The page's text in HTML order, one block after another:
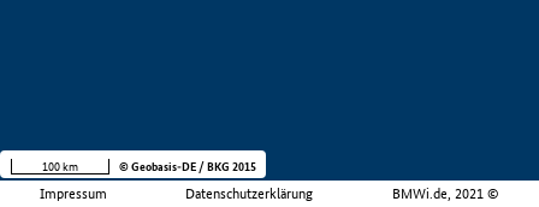
Impressum Datenschutzerklärung BMWi.de, 2021 ©
100 km © Geobasis-DE / BKG 2015